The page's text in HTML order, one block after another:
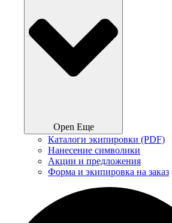
Open Еще
Каталоги экипировки (PDF)
Нанесение символики
Акции и предложения
Форма и экипировка на заказ